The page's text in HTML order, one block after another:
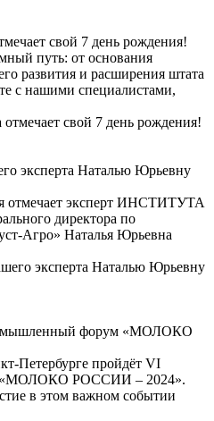
свой 7 день рождения!
путь: от основания
и расширения штата
с нашими специалистами,
эксперта Наталью Юрьевну
отмечает эксперт ИНСТИТУТА
директора по
Агро» Наталья Юрьевна
форум «МОЛОКО
Петербурге пройдёт VI
«МОЛОКО РОССИИ – 2024».
в этом важном событии